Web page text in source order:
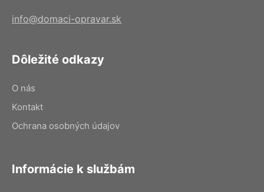
info@domaci-opravar.sk
Dôležité odkazy
O nás
Kontakt
Ochrana osobných údajov
Informácie k službám